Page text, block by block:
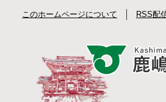
このホームページについて RSS配